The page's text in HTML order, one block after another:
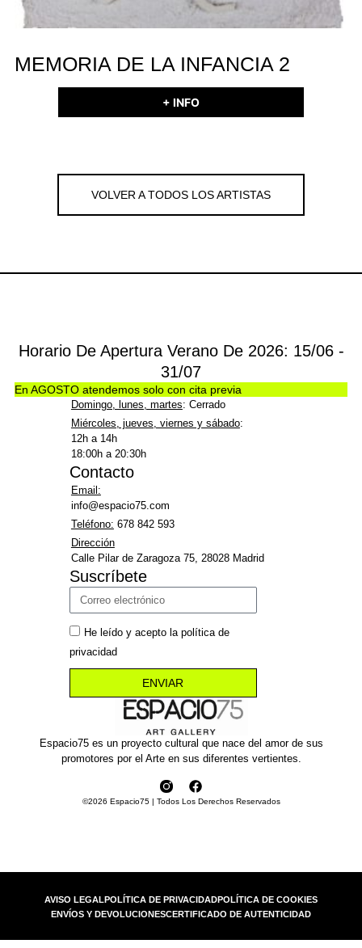
MEMORIA DE LA INFANCIA 2
+ INFO
VOLVER A TODOS LOS ARTISTAS
Espacio75 es un proyecto cultural que nace del amor de sus
promotores por el Arte en sus diferentes vertientes.
©2026 Espacio75 | Todos Los Derechos Reservados
Horario De Apertura Verano De 2026: 15/06 -
31/07
En AGOSTO atendemos solo con cita previa
Domingo, lunes, martes: Cerrado
Miércoles, jueves, viernes y sábado:
12h a 14h
18:00h a 20:30h
Contacto
Email:
info@espacio75.com
Teléfono: 678 842 593
Dirección
Calle Pilar de Zaragoza 75, 28028 Madrid
Suscríbete
He leído y acepto la política de
privacidad
ENVIAR
AVISO LEGALPOLÍTICA DE PRIVACIDADPOLÍTICA DE COOKIES
ENVÍOS Y DEVOLUCIONESCERTIFICADO DE AUTENTICIDAD